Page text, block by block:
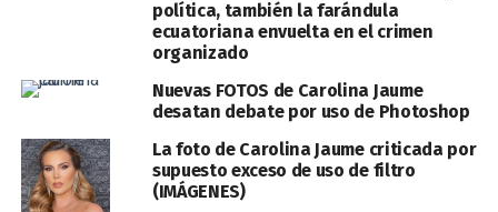
política, también la farándula
ecuatoriana envuelta en el crimen
organizado
Nuevas FOTOS de Carolina Jaume
desatan debate por uso de Photoshop
La foto de Carolina Jaume criticada por
supuesto exceso de uso de filtro
(IMÁGENES)